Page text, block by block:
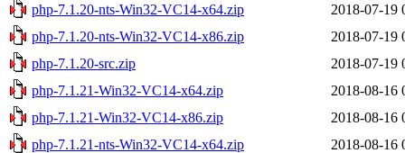
php-7.1.20-nts-Win32-VC14-x64.zip
2018-07-19
php-7.1.20-nts-Win32-VC14-x86.zip
2018-07-19
php-7.1.20-src.zip
2018-07-19
php-7.1.21-Win32-VC14-x64.zip
2018-08-16
php-7.1.21-Win32-VC14-x86.zip
2018-08-16
php-7.1.21-nts-Win32-VC14-x64.zip
2018-08-16